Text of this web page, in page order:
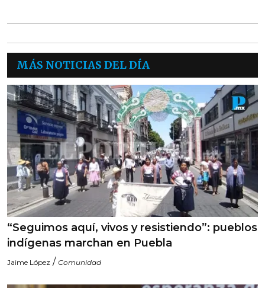
MÁS NOTICIAS DEL DÍA
“Seguimos aquí, vivos y resistiendo”: pueblos
indígenas marchan en Puebla
Jaime López / Comunidad